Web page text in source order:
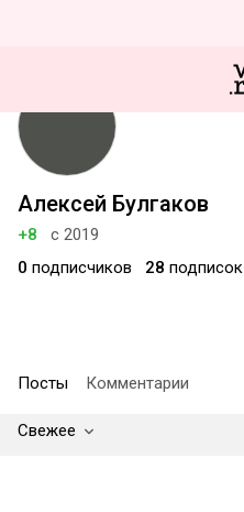
Алексей Булгаков
+8
с 2019
0 подписчиков 28 подписок
Посты Комментарии
Свежее